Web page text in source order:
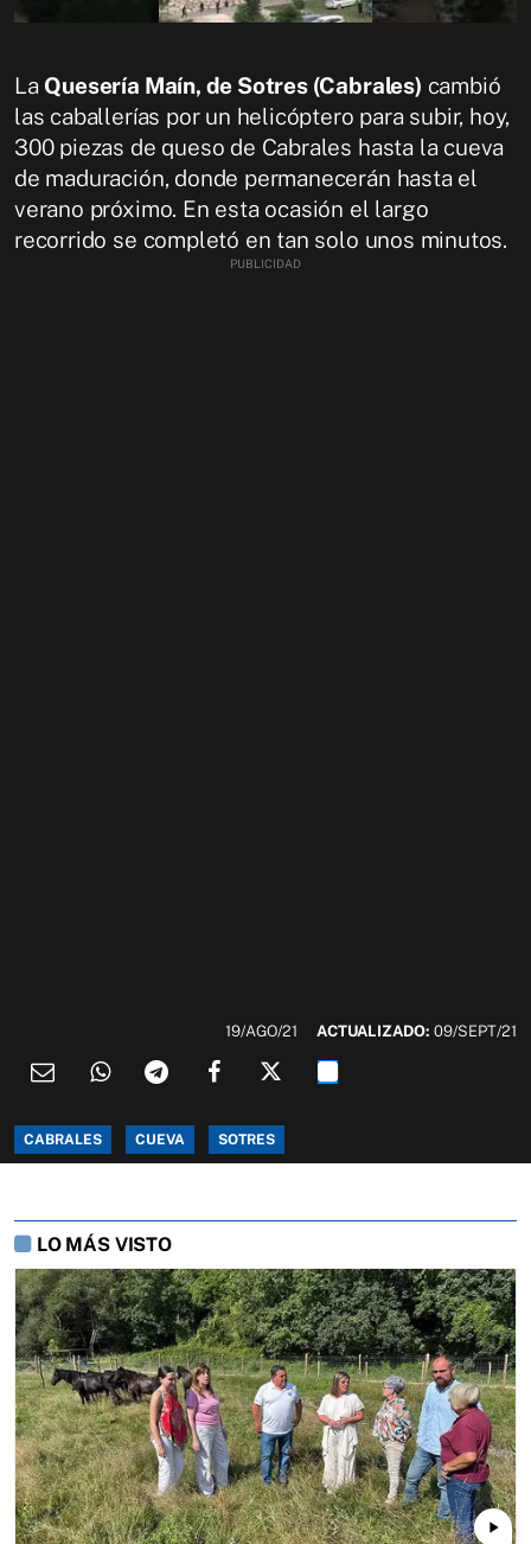
La Quesería Maín, de Sotres (Cabrales) cambió
las caballerías por un helicóptero para subir, hoy,
300 piezas de queso de Cabrales hasta la cueva
de maduración, donde permanecerán hasta el
verano próximo. En esta ocasión el largo
recorrido se completó en tan solo unos minutos.
19/AGO/21 ACTUALIZADO: 09/SEPT/21
CABRALES CUEVA SOTRES
LO MÁS VISTO
play_arrow